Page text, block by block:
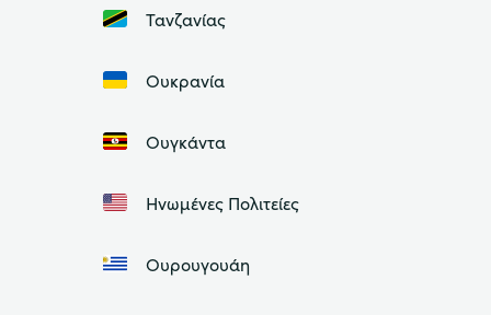
Τανζανίας
Ουκρανία
Ουγκάντα
Ηνωμένες Πολιτείες
Ουρουγουάη